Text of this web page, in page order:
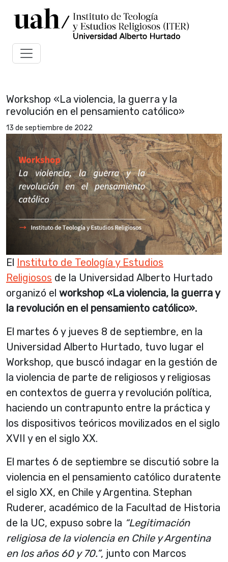
Workshop «La violencia, la guerra y la
revolución en el pensamiento católico»
13 de septiembre de 2022
El Instituto de Teología y Estudios
Religiosos de la Universidad Alberto Hurtado
organizó el workshop «La violencia, la guerra y
la revolución en el pensamiento católico».
El martes 6 y jueves 8 de septiembre, en la
Universidad Alberto Hurtado, tuvo lugar el
Workshop, que buscó indagar en la gestión de
la violencia de parte de religiosos y religiosas
en contextos de guerra y revolución política,
haciendo un contrapunto entre la práctica y
los dispositivos teóricos movilizados en el siglo
XVII y en el siglo XX.
El martes 6 de septiembre se discutió sobre la
violencia en el pensamiento católico duratente
el siglo XX, en Chile y Argentina. Stephan
Ruderer, académico de la Facultad de Historia
de la UC, expuso sobre la “Legitimación
religiosa de la violencia en Chile y Argentina
en los años 60 y 70.”, junto con Marcos